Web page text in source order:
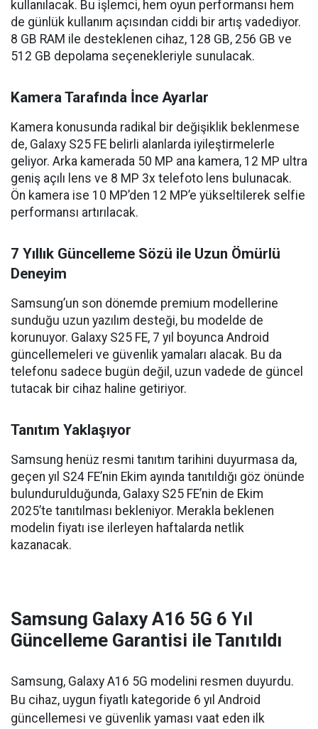
kullanılacak. Bu işlemci, hem oyun performansı hem
de günlük kullanım açısından ciddi bir artış vadediyor.
8 GB RAM ile desteklenen cihaz, 128 GB, 256 GB ve
512 GB depolama seçenekleriyle sunulacak.
Kamera Tarafında İnce Ayarlar
Kamera konusunda radikal bir değişiklik beklenmese
de, Galaxy S25 FE belirli alanlarda iyileştirmelerle
geliyor. Arka kamerada 50 MP ana kamera, 12 MP ultra
geniş açılı lens ve 8 MP 3x telefoto lens bulunacak.
Ön kamera ise 10 MP’den 12 MP’e yükseltilerek selfie
performansı artırılacak.
7 Yıllık Güncelleme Sözü ile Uzun Ömürlü
Deneyim
Samsung’un son dönemde premium modellerine
sunduğu uzun yazılım desteği, bu modelde de
korunuyor. Galaxy S25 FE, 7 yıl boyunca Android
güncellemeleri ve güvenlik yamaları alacak. Bu da
telefonu sadece bugün değil, uzun vadede de güncel
tutacak bir cihaz haline getiriyor.
Tanıtım Yaklaşıyor
Samsung henüz resmi tanıtım tarihini duyurmasa da,
geçen yıl S24 FE’nin Ekim ayında tanıtıldığı göz önünde
bulundurulduğunda, Galaxy S25 FE’nin de Ekim
2025’te tanıtılması bekleniyor. Merakla beklenen
modelin fiyatı ise ilerleyen haftalarda netlik
kazanacak.
Samsung Galaxy A16 5G 6 Yıl
Güncelleme Garantisi ile Tanıtıldı
Samsung, Galaxy A16 5G modelini resmen duyurdu.
Bu cihaz, uygun fiyatlı kategoride 6 yıl Android
güncellemesi ve güvenlik yaması vaat eden ilk